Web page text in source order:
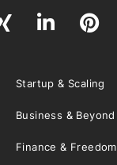
Startup & Scaling
Business & Beyond
Finance & Freedom